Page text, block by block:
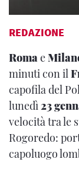
REDAZIONE
Romae
minuti con il
capofila del
lunedì23
velocità tra le
Rogoredo:
capoluogo